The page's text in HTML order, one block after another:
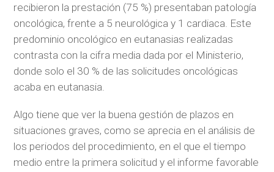
recibieron la prestación (75 %) presentaban patología
oncológica, frente a 5 neurológica y 1 cardiaca. Este
predominio oncológico en eutanasias realizadas
contrasta con la cifra media dada por el Ministerio,
donde solo el 30 % de las solicitudes oncológicas
acaba en eutanasia.
Algo tiene que ver la buena gestión de plazos en
situaciones graves, como se aprecia en el análisis de
los periodos del procedimiento, en el que el tiempo
medio entre la primera solicitud y el informe favorable